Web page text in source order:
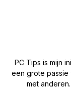
PC Tips is mijn
een grote passie
met